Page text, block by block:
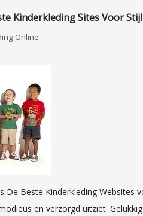
Kinderkleding Sites Voor
Online
De Beste Kinderkleding Websites
en verzorgd uitziet.